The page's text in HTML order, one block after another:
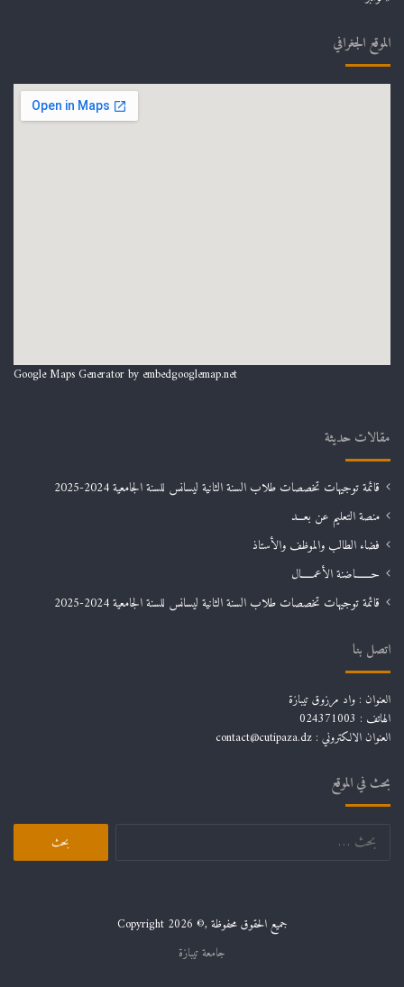
الموقع الجغرافي
Google Maps Generator by embedgooglemap.net
مقالات حديثة
قائمة توجيهات تخصصات طلاب السنة الثانية ليسانس للسنة الجامعية 2024-2025
منصة التعليم عن بعـــد
فضاء الطالب والموظف والأستاذ
حـــــــاضنة الأعمـــــال
قائمة توجيهات تخصصات طلاب السنة الثانية ليسانس للسنة الجامعية 2024-2025
اتصل بنا
العنوان : واد مرزوق تيبازة
الهاتف : 024371003
العنوان الالكتروني : contact@cutipaza.dz
بحث في الموقع
البحث
جميع الحقوق محفوظة ,© Copyright 2026
جامعة تيبازة